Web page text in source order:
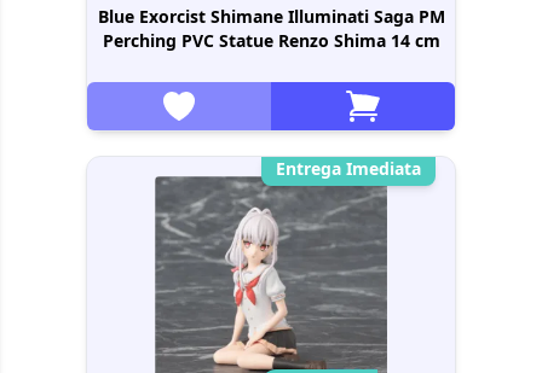
Blue Exorcist Shimane Illuminati Saga PM
Perching PVC Statue Renzo Shima 14 cm
Entrega Imediata